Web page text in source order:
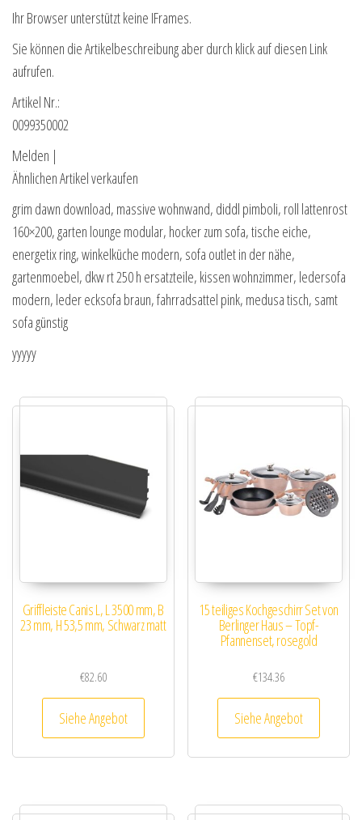
Ihr Browser unterstützt keine IFrames.
Sie können die Artikelbeschreibung aber durch klick auf diesen Link
aufrufen.
Artikel Nr.:
0099350002
Melden |
Ähnlichen Artikel verkaufen
grim dawn download, massive wohnwand, diddl pimboli, roll lattenrost
160×200, garten lounge modular, hocker zum sofa, tische eiche,
energetix ring, winkelküche modern, sofa outlet in der nähe,
gartenmoebel, dkw rt 250 h ersatzteile, kissen wohnzimmer, ledersofa
modern, leder ecksofa braun, fahrradsattel pink, medusa tisch, samt
sofa günstig
yyyyy
Griffleiste Canis L, L 3500 mm, B
23 mm, H 53,5 mm, Schwarz matt
€82.60
Siehe Angebot
15 teiliges Kochgeschirr Set von
Berlinger Haus – Topf-
Pfannenset, rosegold
€134.36
Siehe Angebot